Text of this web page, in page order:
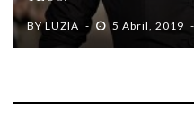
BYLUZIA 5 Abril, 2019